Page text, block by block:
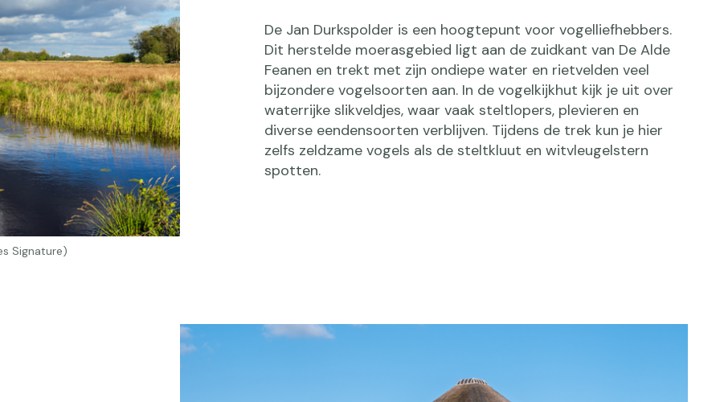
Signature)
De Jan Durkspolder is een hoogtepunt voor vogelliefhebbers.
Dit herstelde moerasgebied ligt aan de zuidkant van De Alde
Feanen en trekt met zijn ondiepe water en rietvelden veel
bijzondere vogelsoorten aan. In de vogelkijkhut kijk je uit over
waterrijke slikveldjes, waar vaak steltlopers, plevieren en
diverse eendensoorten verblijven. Tijdens de trek kun je hier
zelfs zeldzame vogels als de steltkluut en witvleugelstern
spotten.